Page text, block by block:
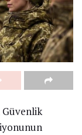
Güvenlik